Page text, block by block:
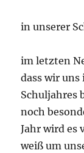
in unserer
im letzten
dass wir uns
Schuljahres
noch
Jahr wird es
weiß um